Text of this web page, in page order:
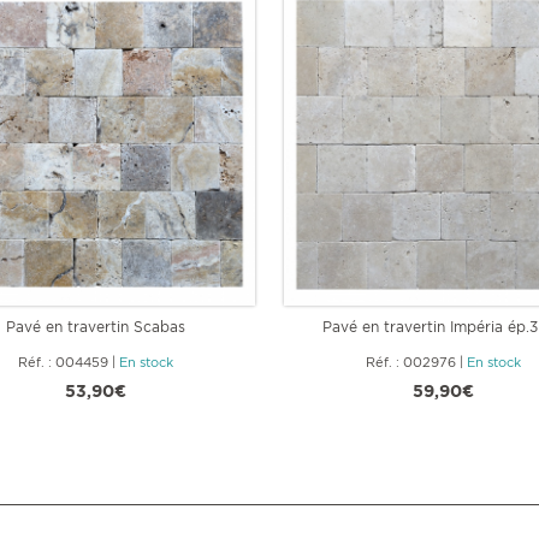
Pavé en travertin Scabas
Réf. : 004459 En stock
53,90€
Pavé en travertin Impéria
Réf. : 002976| En stock
59,90€